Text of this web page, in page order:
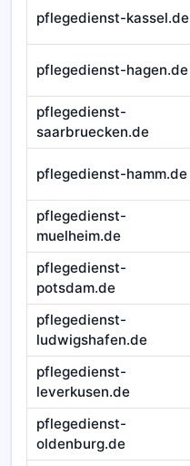
pflegedienst-kassel.de
pflegedienst-hagen.de
pflegedienst-
saarbruecken.de
pflegedienst-hamm.de
pflegedienst-
muelheim.de
pflegedienst-
potsdam.de
pflegedienst-
ludwigshafen.de
pflegedienst-
leverkusen.de
pflegedienst-
oldenburg.de